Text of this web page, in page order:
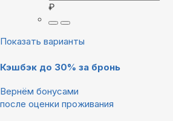
₽
Показать варианты
Кэшбэк до 30% за бронь
Вернём бонусами
после оценки проживания